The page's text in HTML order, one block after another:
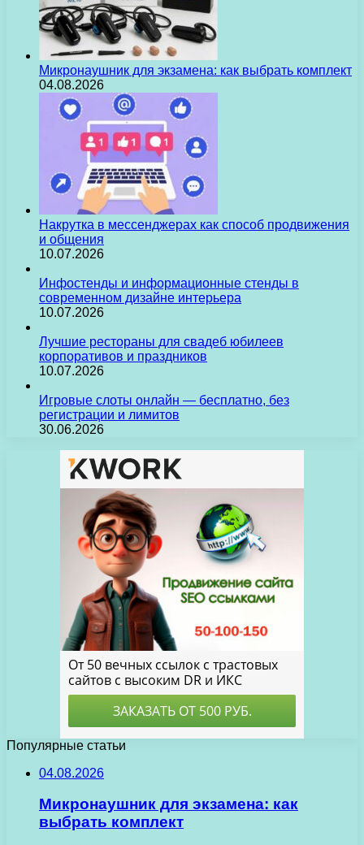
Микронаушник для экзамена: как выбрать комплект
04.08.2026
Накрутка в мессенджерах как способ продвижения
и общения
10.07.2026
Инфостенды и информационные стенды в
современном дизайне интерьера
10.07.2026
Лучшие рестораны для свадеб юбилеев
корпоративов и праздников
10.07.2026
Игровые слоты онлайн — бесплатно, без
регистрации и лимитов
30.06.2026
Популярные статьи
04.08.2026
Микронаушник для экзамена: как
выбрать комплект